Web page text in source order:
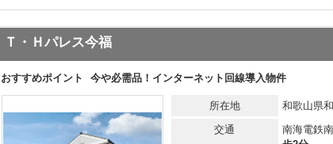
Ｔ・Ｈパレス今福
おすすめポイント 今や必需品！インターネット回線導入物件
所在地
和歌山県
交通
南海電鉄